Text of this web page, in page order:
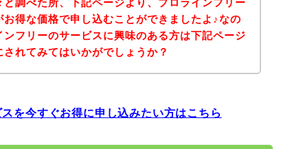
と調べた所、下記ページより、プロラインフリー
お得な価格で申し込むことができましたよ♪なの
ンフリーのサービスに興味のある方は下記ページ
されてみてはいかがでしょうか？
を今すぐお得に申し込みたい方はこちら